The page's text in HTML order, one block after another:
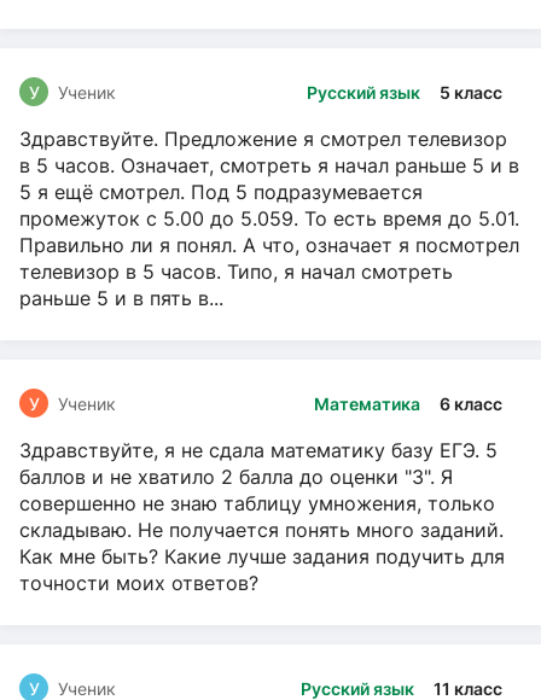
Русский язык 5 класс
У Ученик
Здравствуйте. Предложение я смотрел телевизор
в 5 часов. Означает, смотреть я начал раньше 5 и в
5 я ещё смотрел. Под 5 подразумевается
промежуток с 5.00 до 5.059. То есть время до 5.01.
Правильно ли я понял. А что, означает я посмотрел
телевизор в 5 часов. Типо, я начал смотреть
раньше 5 и в пять в...
Математика 6 класс
У Ученик
Здравствуйте, я не сдала математику базу ЕГЭ. 5
баллов и не хватило 2 балла до оценки "3". Я
совершенно не знаю таблицу умножения, только
складываю. Не получается понять много заданий.
Как мне быть? Какие лучше задания подучить для
точности моих ответов?
Русский язык 11 класс
У Ученик